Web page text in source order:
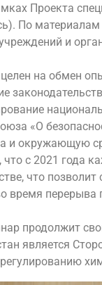
Проекта
По
и
на обмен
«О
и окружающую
что с 2021 года
что позволит
время
продолжит
является